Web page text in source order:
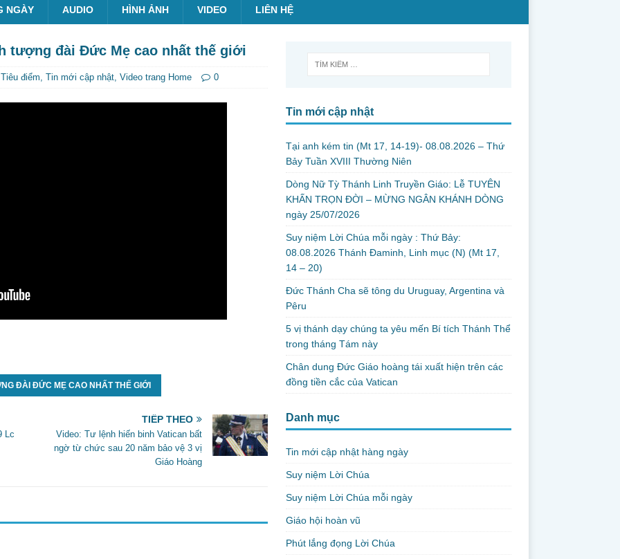
NGÀY AUDIO HÌNH ẢNH VIDEO LIÊN HỆ
tượng đài Đức Mẹ cao nhất thế giới
Tiêu điểm, Tin mới cập nhật, Video trang Home 0
ĐÀI ĐỨC MẸ CAO NHẤT THẾ GIỚI
Lc
TIẾP THEO
Video: Tư lệnh hiến binh Vatican bất
ngờ từ chức sau 20 năm bảo vệ 3 vị
Giáo Hoàng
Tin mới cập nhật
Tại anh kém tin (Mt 17, 14-19)- 08.08.2026 – Thứ
Bảy Tuần XVIII Thường Niên
Dòng Nữ Tỳ Thánh Linh Truyền Giáo: Lễ TUYÊN
KHẤN TRỌN ĐỜI – MỪNG NGÂN KHÁNH DÒNG
ngày 25/07/2026
Suy niệm Lời Chúa mỗi ngày : Thứ Bảy:
08.08.2026 Thánh Đaminh, Linh mục (N) (Mt 17,
14 – 20)
Đức Thánh Cha sẽ tông du Uruguay, Argentina và
Pêru
5 vị thánh dạy chúng ta yêu mến Bí tích Thánh Thể
trong tháng Tám này
Chân dung Đức Giáo hoàng tái xuất hiện trên các
đồng tiền cắc của Vatican
Danh mục
Tin mới cập nhật hàng ngày
Suy niệm Lời Chúa
Suy niệm Lời Chúa mỗi ngày
Giáo hội hoàn vũ
Phút lắng đọng Lời Chúa